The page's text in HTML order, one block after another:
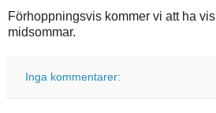
Förhoppningsvis kommer vi att ha
midsommar.
Inga kommentarer: